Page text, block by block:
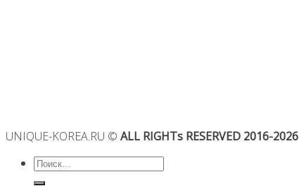
UNIQUE-KOREA.RU © ALL RIGHTs RESERVED 2016-2026
Искать: